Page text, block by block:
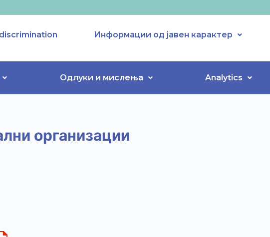
Информации од јавен карактер
Одлуки и мислења Analytics
организации